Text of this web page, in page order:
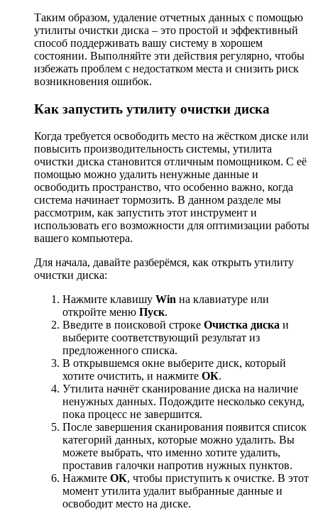
Таким образом, удаление отчетных данных с помощью
утилиты очистки диска – это простой и эффективный
способ поддерживать вашу систему в хорошем
состоянии. Выполняйте эти действия регулярно, чтобы
избежать проблем с недостатком места и снизить риск
возникновения ошибок.
Как запустить утилиту очистки диска
Когда требуется освободить место на жёстком диске или
повысить производительность системы, утилита
очистки диска становится отличным помощником. С её
помощью можно удалить ненужные данные и
освободить пространство, что особенно важно, когда
система начинает тормозить. В данном разделе мы
рассмотрим, как запустить этот инструмент и
использовать его возможности для оптимизации работы
вашего компьютера.
Для начала, давайте разберёмся, как открыть утилиту
очистки диска:
Нажмите клавишу Win на клавиатуре или
откройте меню Пуск.
Введите в поисковой строке Очистка диска и
выберите соответствующий результат из
предложенного списка.
В открывшемся окне выберите диск, который
хотите очистить, и нажмите ОК.
Утилита начнёт сканирование диска на наличие
ненужных данных. Подождите несколько секунд,
пока процесс не завершится.
После завершения сканирования появится список
категорий данных, которые можно удалить. Вы
можете выбрать, что именно хотите удалить,
проставив галочки напротив нужных пунктов.
Нажмите ОК, чтобы приступить к очистке. В этот
момент утилита удалит выбранные данные и
освободит место на диске.